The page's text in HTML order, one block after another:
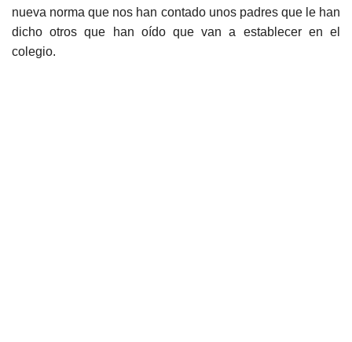
nueva norma que nos han contado unos padres que le han
dicho otros que han oído que van a establecer en el
colegio.